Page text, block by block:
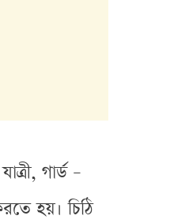
গার্ড –
হয়। চিঠি